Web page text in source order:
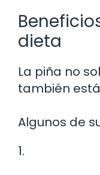
dieta
La piña no
también
Algunos de
1.